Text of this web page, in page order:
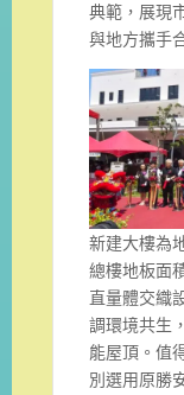
典範，展現
與地方攜手
新建大樓為
總樓地板面
直量體交織
調環境共生
能屋頂。值
別選用原勝